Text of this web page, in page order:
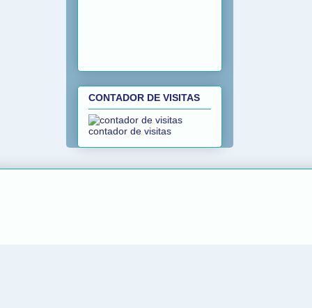
CONTADOR DE VISITAS
contador de visitas